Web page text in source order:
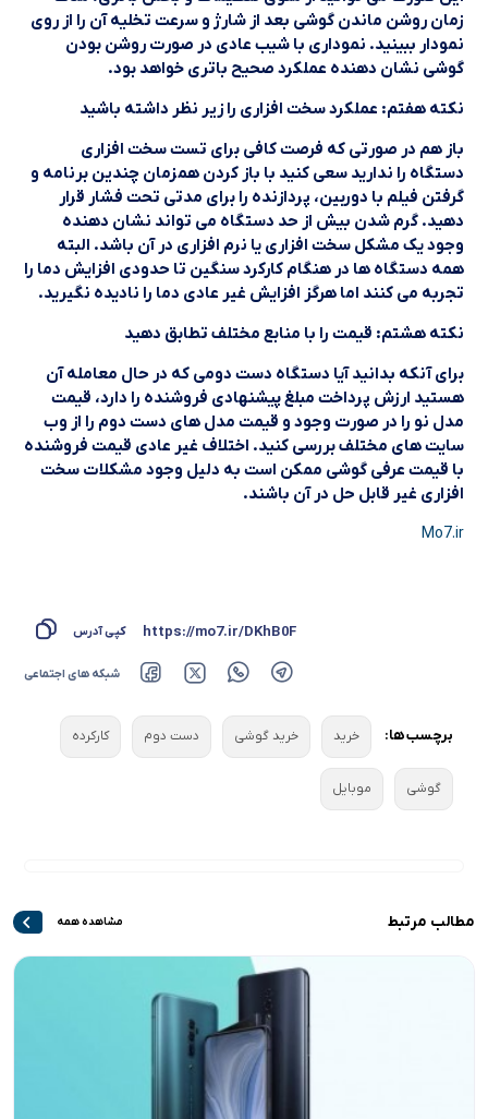
زمان روشن ماندن گوشی بعد از شارژ و سرعت تخلیه آن را از روی
نمودار ببینید. نموداری با شیب عادی در صورت روشن بودن
گوشی نشان دهنده عملکرد صحیح باتری خواهد بود.
نکته هفتم: عملکرد سخت افزاری را زیر نظر داشته باشید
باز هم در صورتی که فرصت کافی برای تست سخت افزاری
دستگاه را ندارید سعی کنید با باز کردن همزمان چندین برنامه و
گرفتن فیلم با دوربین، پردازنده را برای مدتی تحت فشار قرار
دهید. گرم شدن بیش از حد دستگاه می تواند نشان دهنده
وجود یک مشکل سخت افزاری یا نرم افزاری در آن باشد. البته
همه دستگاه ها در هنگام کارکرد سنگین تا حدودی افزایش دما را
تجربه می کنند اما هرگز افزایش غیر عادی دما را نادیده نگیرید.
نکته هشتم: قیمت را با منابع مختلف تطابق دهید
برای آنکه بدانید آیا دستگاه دست دومی که در حال معامله آن
هستید ارزش پرداخت مبلغ پیشنهادی فروشنده را دارد، قیمت
مدل نو را در صورت وجود و قیمت مدل های دست دوم را از وب
سایت های مختلف بررسی کنید. اختلاف غیر عادی قیمت فروشنده
با قیمت عرفی گوشی ممکن است به دلیل وجود مشکلات سخت
افزاری غیر قابل حل در آن باشند.
Mo7.ir
https://mo7.ir/DKhB0F کپی آدرس
شبکه های اجتماعی
برچسب ها: خرید خرید گوشی دست دوم کارکرده
گوشی موبایل
مطالب مرتبط مشاهده همه